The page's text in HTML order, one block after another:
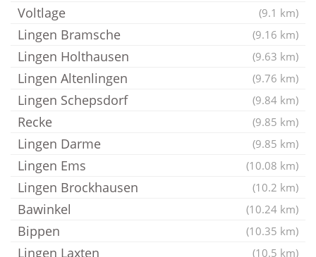
Voltlage (9.1 km)
Lingen Bramsche (9.16 km)
Lingen Holthausen (9.63 km)
Lingen Altenlingen (9.76 km)
Lingen Schepsdorf (9.84 km)
Recke (9.85 km)
Lingen Darme (9.85 km)
Lingen Ems (10.08 km)
Lingen Brockhausen (10.2 km)
Bawinkel (10.24 km)
Bippen (10.35 km)
Lingen Laxten (10.5 km)